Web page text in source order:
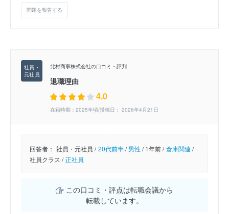
問題を報告する
北村商事株式会社の口コミ・評判
退職理由
4.0
在籍時期：2025年頃/投稿日： 2026年4月21日
回答者： 社員・元社員 / 20代前半/男性/1年前 / 倉庫関連 /
社員クラス / 正社員
この口コミ・評点は転職会議から
転載しています。